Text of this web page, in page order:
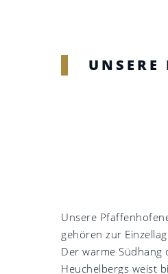
UNSERE
Unsere
gehören zur
Der warme Südhang
Heuchelbergs weist